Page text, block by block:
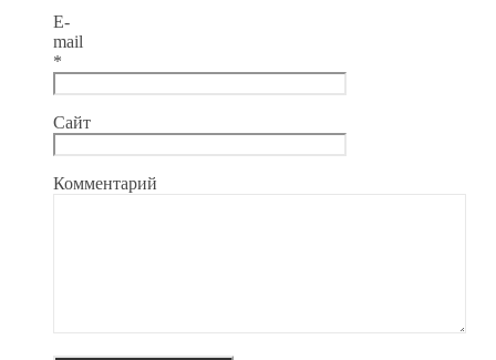
E-
mail
*
Сайт
Комментарий